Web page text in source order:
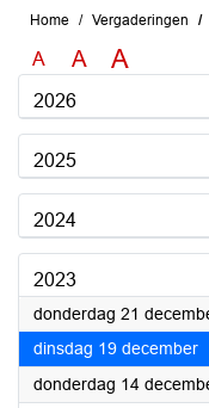
Home Vergaderingen
A A A
2026
2025
2024
2023
donderdag 21
dinsdag 19 december
donderdag 14